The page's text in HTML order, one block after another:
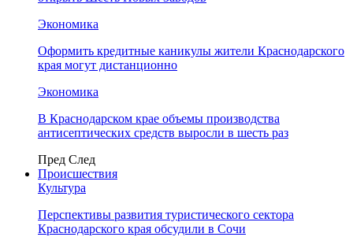
Экономика
Оформить кредитные каникулы жители Краснодарского
края могут дистанционно
Экономика
В Краснодарском крае объемы производства
антисептических средств выросли в шесть раз
Пред След
Происшествия
Культура
Перспективы развития туристического сектора
Краснодарского края обсудили в Сочи